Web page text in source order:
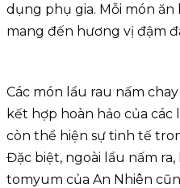
dụng phụ gia. Mỗi món
mang đến hương vị đậm
Các món lẩu rau nấm
kết hợp hoàn hảo của các
còn thể hiện sự tinh tế
Đặc biệt, ngoài lẩu nấm ra,
tomyum của An Nhiên